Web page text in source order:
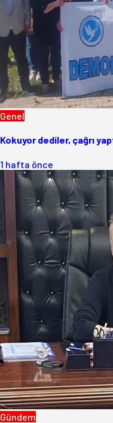
Genel
Kokuyor dediler, çağrı
1 hafta önce
Gündem